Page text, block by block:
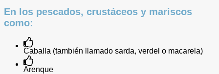
En los pescados, crustáceos y mariscos
como:
Caballa (también llamado sarda, verdel o macarela)
Arenque